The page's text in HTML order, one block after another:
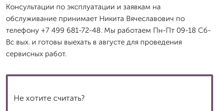
Консультации по эксплуатации и заявкам на
обслуживание принимает Никита Вячеславович по
телефону +7 499 681-72-48. Мы работаем Пн-Пт 09-18 Сб-
Вс вых. и готовы выехать в августе для проведения
сервисных работ.
Не хотите считать?